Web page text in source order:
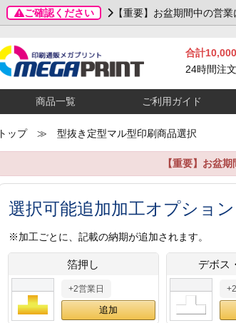
ご確認ください 【重要】お盆期間中の営
合計
24時間注
商品一覧 ご利用ガイド
トップ≫ 型抜き定型マル型印刷商品選択
【重要】お盆
選択可能追加加工オプション
※加工ごとに、記載の納期が追加されます。
箔押し
+2営業日
デボス